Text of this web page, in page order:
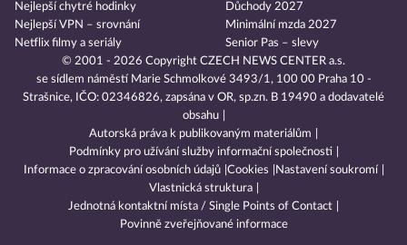
Nejlepší chytré hodinky
Nejlepší VPN – srovnání
Netflix filmy a seriály
Důchody 2027
Minimální mzda 2027
Senior Pas – slevy
© 2001 - 2026 Copyright CZECH NEWS CENTER a.s.
se sídlem náměstí Marie Schmolkové 3493/1, 100 00 Praha 10 -
Strašnice, IČO: 02346826, zapsána v OR, sp.zn. B 19490 a dodavatelé
obsahu
Autorská práva k publikovaným materiálům
Podmínky pro užívání služby informační společnosti
Informace o zpracování osobních údajů Cookies
Nastavení soukromí
Vlastnická struktura
Jednotná kontaktní místa / Single Points of Contact
Povinně zveřejňované informace